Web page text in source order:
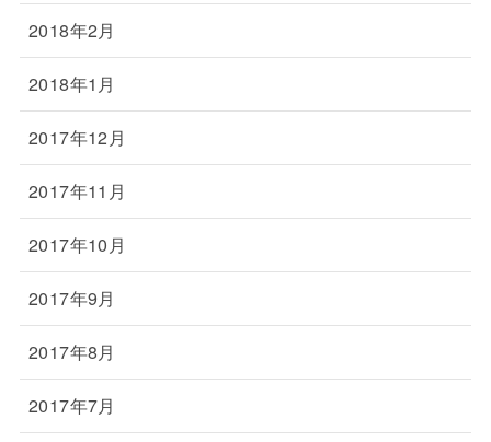
2018年2月
2018年1月
2017年12月
2017年11月
2017年10月
2017年9月
2017年8月
2017年7月